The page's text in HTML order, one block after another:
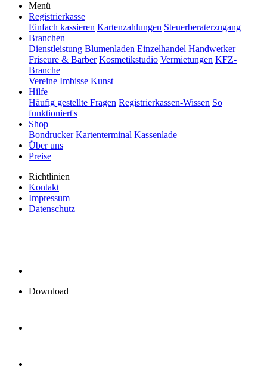
Menü
Registrierkasse
Einfach kassieren Kartenzahlungen Steuerberaterzugang
Branchen
Dienstleistung Blumenladen Einzelhandel Handwerker
Friseure & Barber Kosmetikstudio Vermietungen KFZ-
Branche
Vereine Imbisse Kunst
Hilfe
Häufig gestellte Fragen Registrierkassen-Wissen So
funktioniert's
Shop
Bondrucker Kartenterminal Kassenlade
Über uns
Preise
Richtlinien
Kontakt
Impressum
Datenschutz
Download